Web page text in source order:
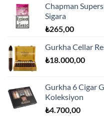
Chapman
Sigara
₺265,00
Gurkha Cellar
₺18.000,00
Gurkha 6 Cigar
Koleksiyon
₺4.700,00